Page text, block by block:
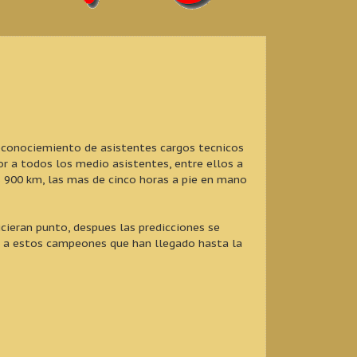
de asistentes cargos tecnicos
a todos los medio asistentes, entre ellos a
900 km, las mas de cinco horas a pie en mano
punto, despues las predicciones se
estos campeones que han llegado hasta la